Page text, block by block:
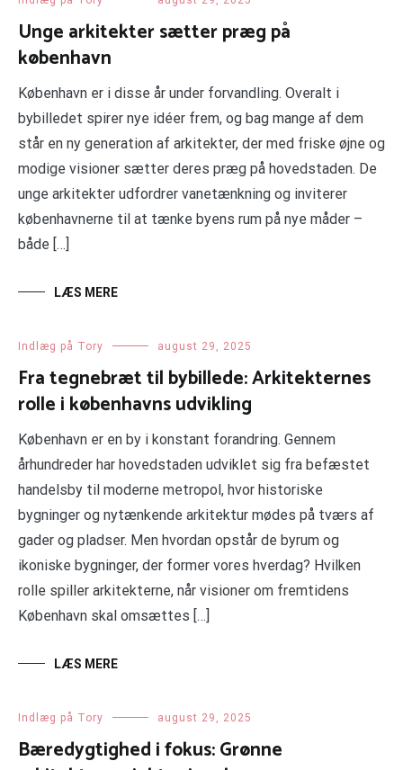
Unge arkitekter sætter præg på
københavn
København er i disse år under forvandling. Overalt i
bybilledet spirer nye idéer frem, og bag mange af dem
står en ny generation af arkitekter, der med friske øjne og
modige visioner sætter deres præg på hovedstaden. De
unge arkitekter udfordrer vanetænkning og inviterer
københavnerne til at tænke byens rum på nye måder –
både […]
LÆS MERE
Indlæg på Tory august 29, 2025
Fra tegnebræt til bybillede: Arkitekternes
rolle i københavns udvikling
København er en by i konstant forandring. Gennem
århundreder har hovedstaden udviklet sig fra befæstet
handelsby til moderne metropol, hvor historiske
bygninger og nytænkende arkitektur mødes på tværs af
gader og pladser. Men hvordan opstår de byrum og
ikoniske bygninger, der former vores hverdag? Hvilken
rolle spiller arkitekterne, når visioner om fremtidens
København skal omsættes […]
LÆS MERE
Indlæg på Tory august 29, 2025
Bæredygtighed i fokus: Grønne